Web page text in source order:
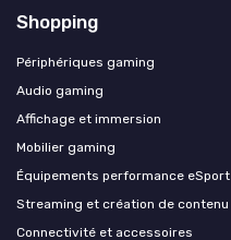
Shopping
Périphériques gaming
Audio gaming
Affichage et immersion
Mobilier gaming
Équipements performance eSport
Streaming et création de contenu
Connectivité et accessoires